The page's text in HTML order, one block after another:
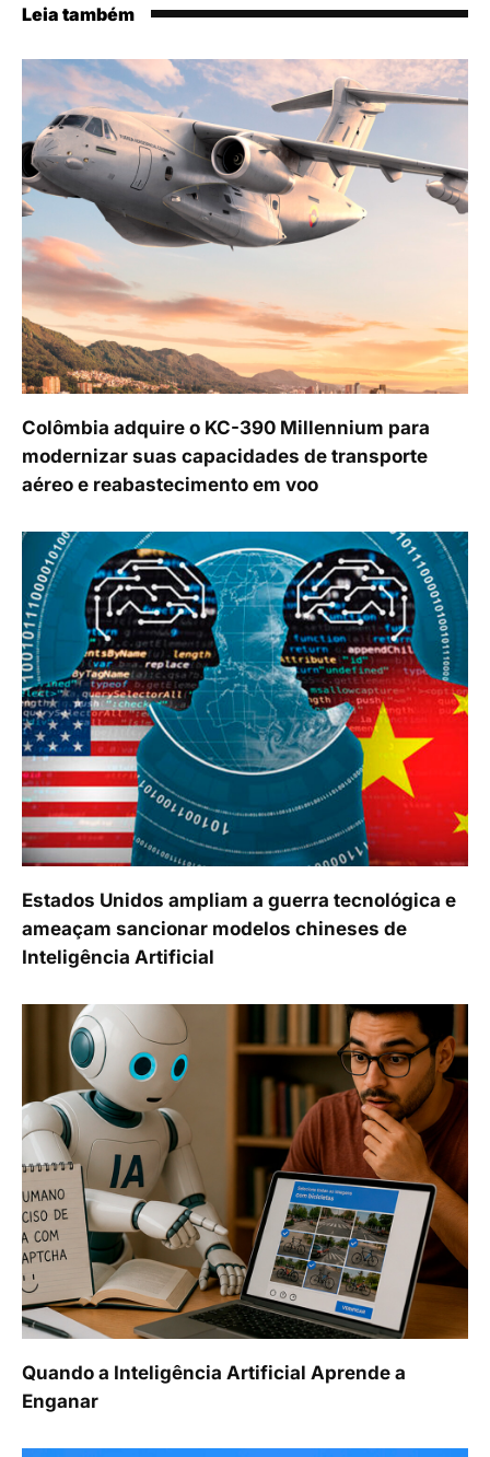
Leia também
Colômbia adquire o KC-390 Millennium para
modernizar suas capacidades de transporte
aéreo e reabastecimento em voo
Estados Unidos ampliam a guerra tecnológica e
ameaçam sancionar modelos chineses de
Inteligência Artificial
Quando a Inteligência Artificial Aprende a
Enganar